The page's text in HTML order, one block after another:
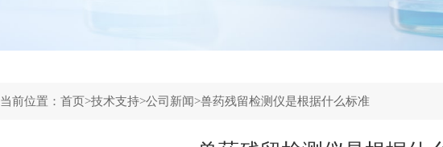
当前位置：首页>技术支持>公司新闻>兽药残留检测仪是根据什么标准